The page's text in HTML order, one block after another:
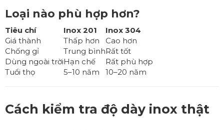
Loại nào phù hợp hơn?
Tiêu chí Inox 201
Inox 304
Giá thành
Thấp hơn
Cao hơn
Chống gỉ
Trung bìnhRất tốt
Dùng ngoài trờiHạn chế
Rất phù hợp
Tuổi thọ
5–10 năm 10–20 năm
Cách kiểm tra độ dày inox thật